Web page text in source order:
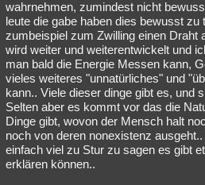
wahrnehmen, zumindest nicht
leute die gabe haben dies bewusst zu
zumbeispiel zum Zwilling einen Draht
wird weiter und weiterentwickelt und
man bald die Energie Messen kann,
vieles weiteres "unnatürliches" und
kann.. Viele dieser dinge gibt es, und
Selten aber es kommt vor das die
Dinge gibt, wovon der Mensch halt
noch von deren nonexistenz
einfach viel zu Stur zu sagen es gibt
erklären können..